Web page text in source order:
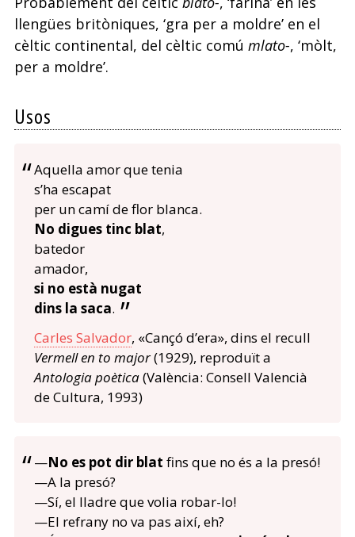
llengües britòniques, ‘gra per a moldre’ en el
cèltic continental, del cèltic comú mlato-, ‘mòlt,
per a moldre’.
Usos
Aquella amor que tenia
s’ha escapat
per un camí de flor blanca.
No digues tinc blat,
batedor
amador,
si no està nugat
dins la saca.
Carles Salvador, «Cançó d’era», dins el recull
Vermell en to major(1929), reproduït a
Antologia poètica(València: Consell Valencià
de Cultura, 1993)
—No es pot dir blat fins que no és a la presó!
—A la presó?
—Sí, el lladre que volia robar-lo!
—El refrany no va pas així, eh?